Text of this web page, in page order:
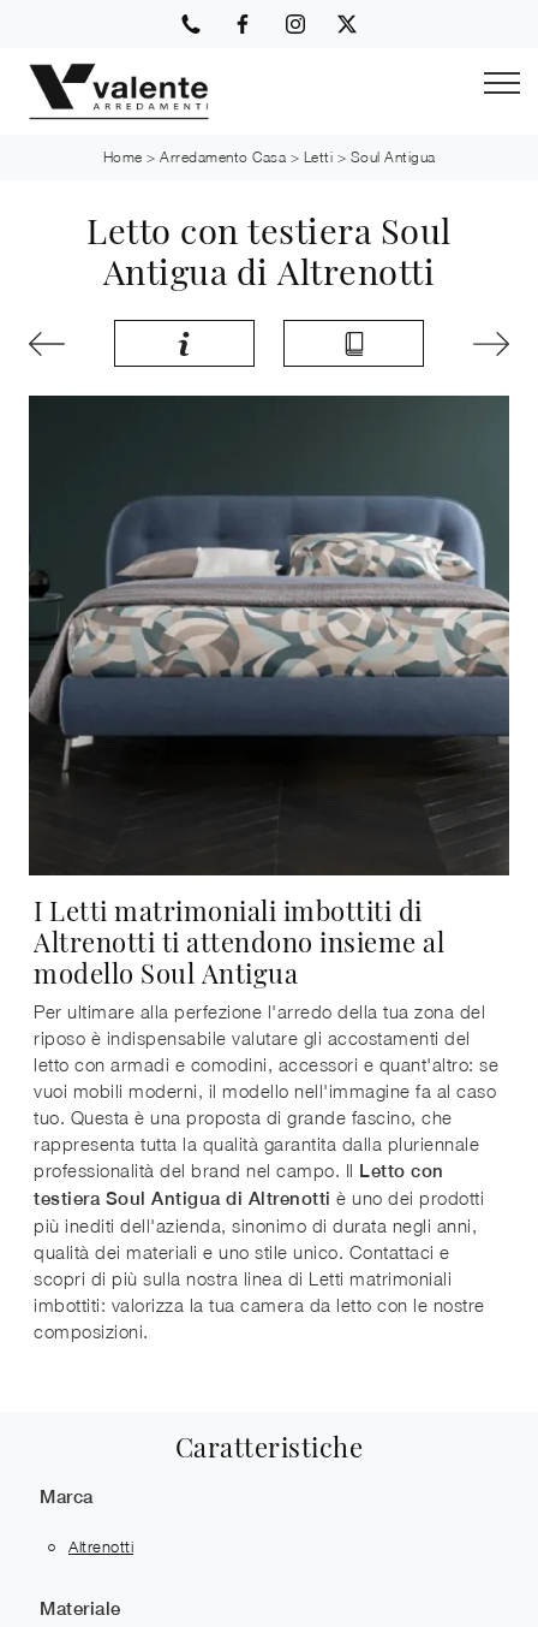
Home > Arredamento Casa > Letti > Soul Antigua
Letto con testiera Soul
Antigua di Altrenotti
I Letti matrimoniali imbottiti di
Altrenotti ti attendono insieme al
modello Soul Antigua
Per ultimare alla perfezione l'arredo della tua zona del
riposo è indispensabile valutare gli accostamenti del
letto con armadi e comodini, accessori e quant'altro: se
vuoi mobili moderni, il modello nell'immagine fa al caso
tuo. Questa è una proposta di grande fascino, che
rappresenta tutta la qualità garantita dalla pluriennale
professionalità del brand nel campo. Il Letto con
testiera Soul Antigua di Altrenotti è uno dei prodotti
più inediti dell'azienda, sinonimo di durata negli anni,
qualità dei materiali e uno stile unico. Contattaci e
scopri di più sulla nostra linea di Letti matrimoniali
imbottiti: valorizza la tua camera da letto con le nostre
composizioni.
Caratteristiche
Marca
Altrenotti
Materiale